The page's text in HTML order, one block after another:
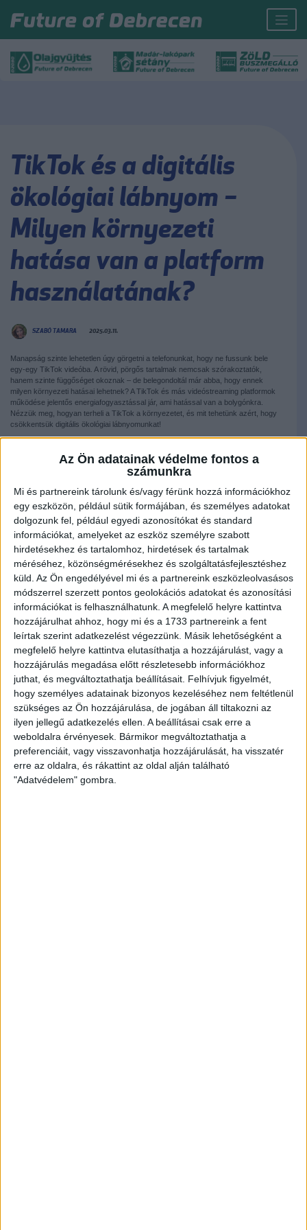
Az Ön adatainak védelme fontos a
számunkra
Mi és partnereink tárolunk és/vagy férünk hozzá információkhoz
egy eszközön, például sütik formájában, és személyes adatokat
dolgozunk fel, például egyedi azonosítókat és standard
információkat, amelyeket az eszköz személyre szabott
hirdetésekhez és tartalomhoz, hirdetések és tartalmak
méréséhez, közönségmérésekhez és szolgáltatásfejlesztéshez
küld. Az Ön engedélyével mi és a partnereink eszközleolvasásos
módszerrel szerzett pontos geolokációs adatokat és azonosítási
információkat is felhasználhatunk. A megfelelő helyre kattintva
hozzájárulhat ahhoz, hogy mi és a 1733 partnereink a fent
leírtak szerint adatkezelést végezzünk. Másik lehetőségként a
megfelelő helyre kattintva elutasíthatja a hozzájárulást, vagy a
hozzájárulás megadása előtt részletesebb információkhoz
juthat, és megváltoztathatja beállításait. Felhívjuk figyelmét,
hogy személyes adatainak bizonyos kezeléséhez nem feltétlenül
szükséges az Ön hozzájárulása, de jogában áll tiltakozni az
ilyen jellegű adatkezelés ellen. A beállításai csak erre a
weboldalra érvényesek. Bármikor megváltoztathatja a
preferenciáit, vagy visszavonhatja hozzájárulását, ha visszatér
erre az oldalra, és rákattint az oldal alján található
"Adatvédelem" gombra.
TikTok és a digitális
ökológiai lábnyom –
Milyen környezeti
hatása van a platform
használatának?
SZABÓ TAMARA 2025.03.11.
Manapság szinte lehetetlen úgy görgetni a telefonunkat, hogy ne fussunk bele
egy-egy TikTok videóba. A rövid, pörgős tartalmak nemcsak szórakoztatók,
hanem szinte függőséget okoznak – de belegondoltál már abba, hogy ennek
milyen környezeti hatásai lehetnek? A TikTok és más videóstreaming platformok
működése jelentős energiafogyasztással jár, ami hatással van a bolygónkra.
Nézzük meg, hogyan terheli a TikTok a környezetet, és mit tehetünk azért, hogy
csökkentsük digitális ökológiai lábnyomunkat!
A TikTok használata több energiát igényel, mint gondolnánk! Minden egyes videó,
amit megnézünk, hatalmas adatközpontokon fut keresztül, amelyek folyamatosan
dolgoznak azért, hogy a tartalom elérhető és zökkenőmentes legyen.
Néhány megdöbbentő adat:
Egy perc videostreaming kb.
járhat.
Ha naponta egy órát TikTokozol, évente akár13 kg szén-dioxidotis
termelhetsz – ez olyan, mintha kb.70 km-t autóznál!
A TikTok szerverei hatalmas adatközpontokban futnak, amelyek 24/7
működnek, és rengeteg áramot használnak fel – sok esetben fosszilis